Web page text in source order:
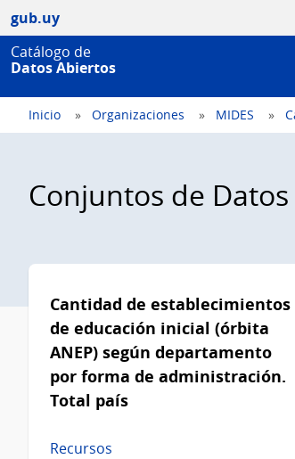
gub.uy
Catálogo de
Datos Abiertos
Inicio Organizaciones MIDES
Conjuntos de Datos
Menú
lateral
Cantidad de establecimientos
de educación inicial (órbita
ANEP) según departamento
por forma de administración.
Total país
Recursos